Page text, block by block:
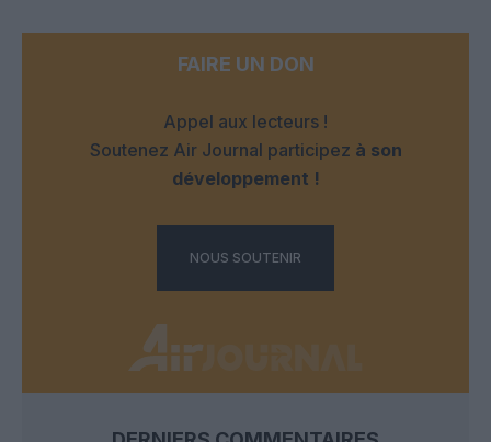
FAIRE UN DON
Appel aux lecteurs !
Soutenez Air Journal participez à son
développement !
NOUS SOUTENIR